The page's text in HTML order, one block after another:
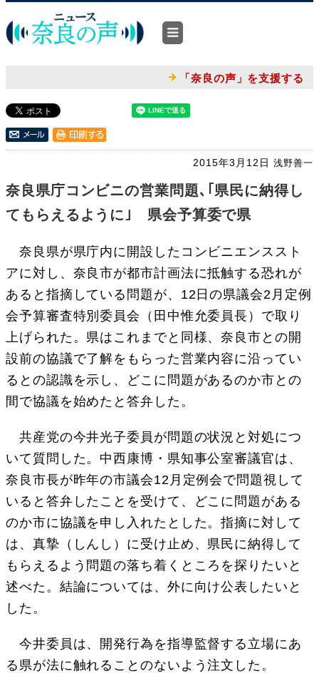
「奈良の声」を支援する
2015年3月12日 浅野善一
奈良県庁コンビニの営業問題､｢県民に納得し
てもらえるように｣ 県会予算委で県
奈良県が県庁内に開設したコンビニエンススト
アに対し、奈良市が都市計画法に抵触する恐れが
あると指摘している問題が、12日の県議会2月定例
会予算審査特別委員会（田中惟允委員長）で取り
上げられた。県はこれまでと同様、奈良市との開
設前の協議で了解をもらった営業内容に沿ってい
るとの認識を示し、どこに問題があるのか市との
間で協議を始めたと答弁した。
共産党の今井光子委員が問題の状況と対処につ
いて質問した。中西康博・県知事公室審議官は、
奈良市長が昨年の市議会12月定例会で問題視して
いると答弁したことを受けて、どこに問題がある
のか市に協議を申し入れたとした。指摘に対して
は、真摯（しんし）に受け止め、県民に納得して
もらえるよう問題の落ち着くところを探りたいと
述べた。結論については、外に向け公表したいと
した。
今井委員は、開発行為を指導監督する立場にあ
る県が法に触れることのないよう注文した。